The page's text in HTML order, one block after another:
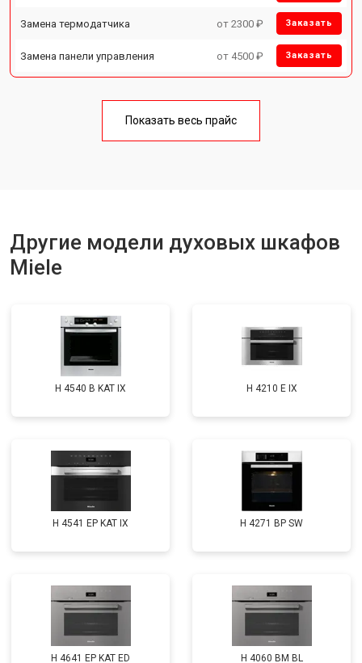
Замена термодатчика от 2300 ₽ Заказать
Замена панели управления от 4500 ₽ Заказать
Показать весь прайс
Другие модели духовых шкафов
Miele
H 4540 B KAT IX H 4210 E IX
H 4541 EP KAT IX H 4271 BP SW
H 4641 EP KAT ED H 4060 BM BL